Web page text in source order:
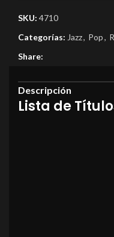
SKU: 4710
Categorías: Jazz, Pop,
Share:
Descripción
Lista de